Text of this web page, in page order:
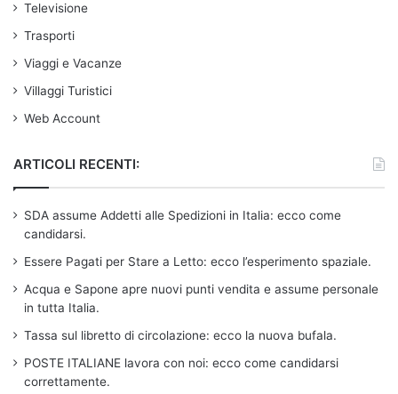
Televisione
Trasporti
Viaggi e Vacanze
Villaggi Turistici
Web Account
ARTICOLI RECENTI:
SDA assume Addetti alle Spedizioni in Italia: ecco come
candidarsi.
Essere Pagati per Stare a Letto: ecco l’esperimento spaziale.
Acqua e Sapone apre nuovi punti vendita e assume personale
in tutta Italia.
Tassa sul libretto di circolazione: ecco la nuova bufala.
POSTE ITALIANE lavora con noi: ecco come candidarsi
correttamente.